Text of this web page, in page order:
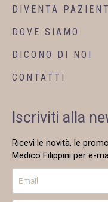
DIVENTA
DOVE SIAMO
DICONO DI NOI
CONTATTI
Iscriviti alla
Ricevi le novità, le
Medico Filippini per e-